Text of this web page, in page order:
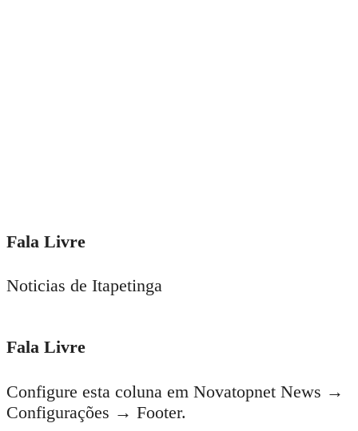
Fala Livre
Noticias de Itapetinga
Fala Livre
Configure esta coluna em Novatopnet News →
Configurações → Footer.